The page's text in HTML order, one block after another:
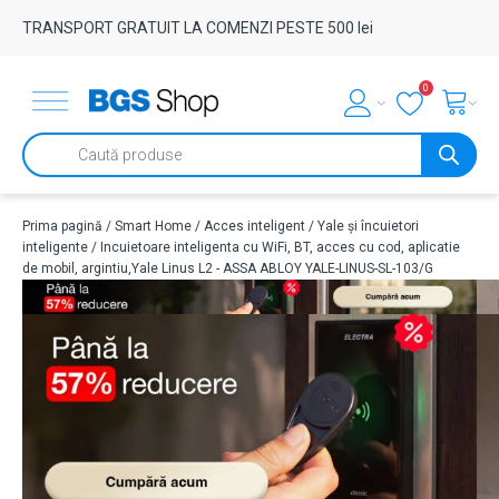
TRANSPORT GRATUIT LA COMENZI PESTE 500 lei
0
Products
search
Prima pagină / Smart Home / Acces inteligent / Yale și încuietori
inteligente / Incuietoare inteligenta cu WiFi, BT, acces cu cod, aplicatie
de mobil, argintiu,Yale Linus L2 - ASSA ABLOY YALE-LINUS-SL-103/G